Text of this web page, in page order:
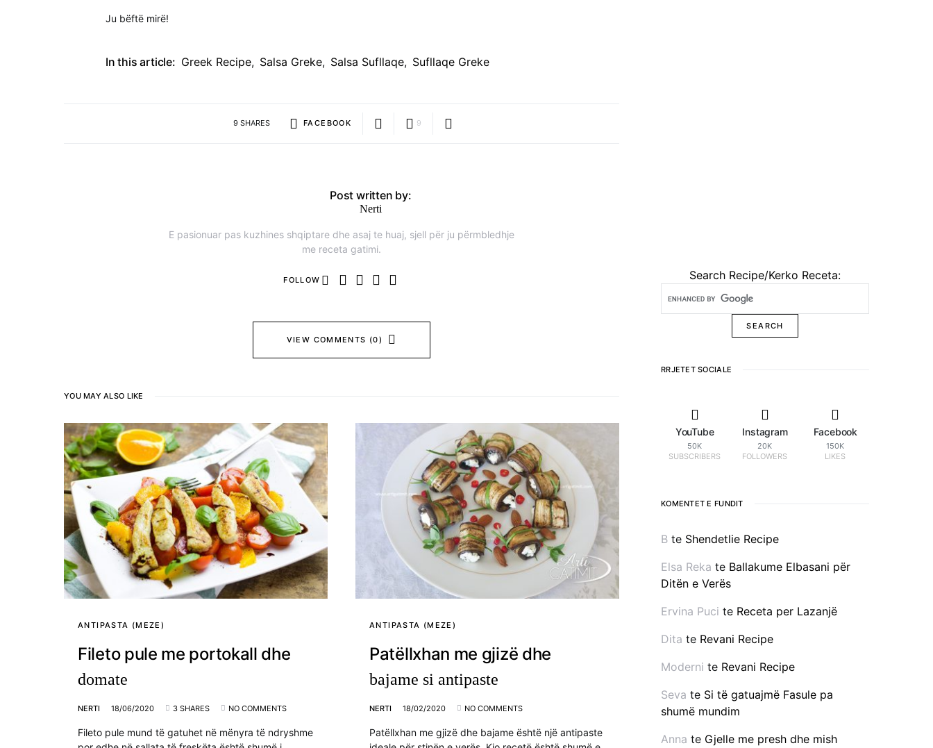
Ju bëftë mirë!
In this article: Greek Recipe, Salsa Greke, Salsa Sufllaqe, Sufllaqe Greke
9 SHARES FACEBOOK 9
Post written by:
Nerti
E pasionuar pas kuzhines shqiptare dhe asaj te huaj, sjell për ju përmbledhje
me receta gatimi.
FOLLOW
VIEW COMMENTS (0)
YOU MAY ALSO LIKE
ANTIPASTA (MEZE)
Fileto pule me portokall dhe
domate
NERTI 18/06/2020 3 SHARES NO COMMENTS
Fileto pule mund të gatuhet në mënyra të ndryshme
ANTIPASTA (MEZE)
Patëllxhan me gjizë dhe
bajame si antipaste
NERTI 18/02/2020 NO COMMENTS
Patëllxhan me gjizë dhe bajame është një antipaste
Search Recipe/Kerko Receta:
RRJETET SOCIALE
YouTube
50K
SUBSCRIBERS
Instagram
20K
FOLLOWERS
Facebook
150K
LIKES
KOMENTET E FUNDIT
B te Shendetlie Recipe
Elsa Reka te Ballakume Elbasani për
Ditën e Verës
Ervina Puci te Receta per Lazanjë
Dita te Revani Recipe
Moderni te Revani Recipe
Seva te Si të gatuajmë Fasule pa
shumë mundim
Anna te Gjelle me presh dhe mish